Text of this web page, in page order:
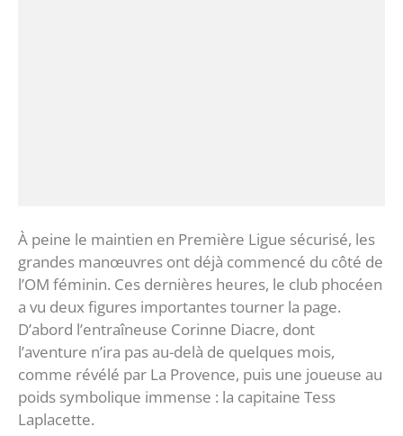
‎À peine le maintien en Première Ligue sécurisé, les
grandes manœuvres ont déjà commencé du côté de
l’OM féminin. Ces dernières heures, le club phocéen
a vu deux figures importantes tourner la page.
D’abord l’entraîneuse Corinne Diacre, dont
l’aventure n’ira pas au-delà de quelques mois,
comme révélé par La Provence, puis une joueuse au
poids symbolique immense : la capitaine Tess
Laplacette.